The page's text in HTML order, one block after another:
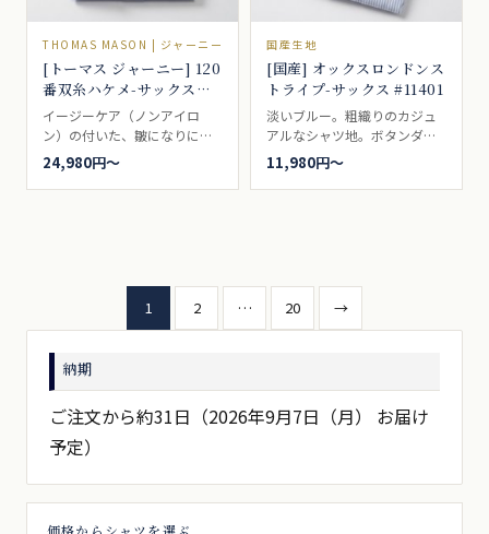
THOMAS MASON | ジャーニー
[トーマス ジャーニー] 120
番双糸ハケメ-サックス
#5541
イージーケア（ノンアイロ
ン）の付いた、皺になりにく
い無地の霜降りハケメ・サッ
クス。ドレスシャツ向き。
24,980円〜
国産生地
[国産] オックスロンドンス
トライプ-サックス #11401
淡いブルー。粗織りのカジュ
アルなシャツ地。ボタンダウ
ンの代名詞的シャツ生地。ビ
ジネスシャツ向き。
11,980円〜
投
稿
の
ペ
ジ
1 2 … 20 →
納期
ご注文から約31日（2026年9月7日（月） お届け
予定）